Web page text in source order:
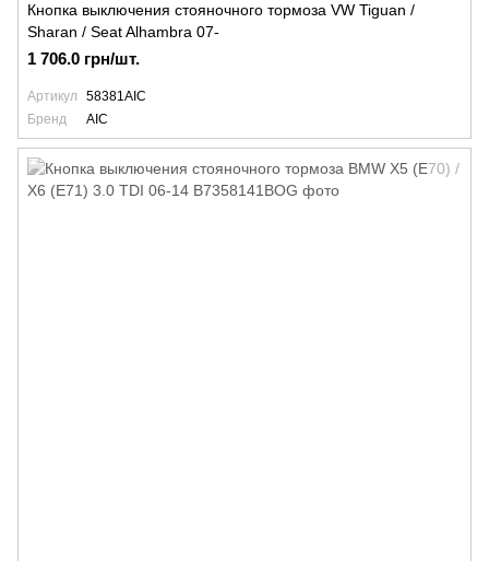
Кнопка выключения стояночного тормоза VW Tiguan /
Sharan / Seat Alhambra 07-
1 706.0 грн/шт.
Артикул
58381AIC
Бренд
AIC